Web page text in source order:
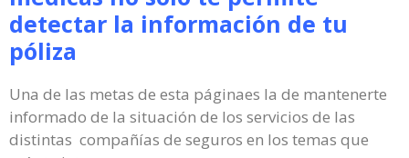
detectar la información de tu
póliza
Una de las metas de esta páginaes la de mantenerte
informado de la situación de los servicios de las
distintas compañías de seguros en los temas que